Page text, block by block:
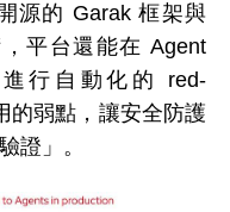
源的 Garak 框架與
平台還能在 Agent
行自動化的 red-
的弱點，讓安全防護
證」。